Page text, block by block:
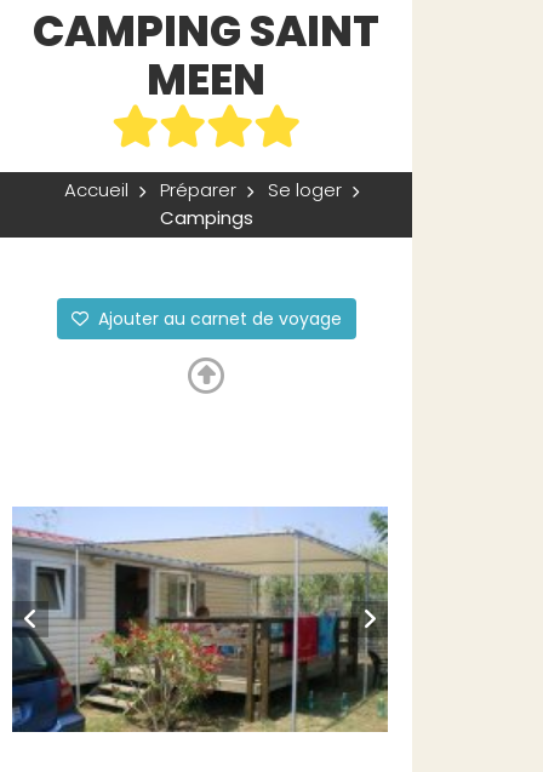
CAMPING SAINT
MEEN
Accueil Préparer
Se loger
Campings
Ajouter au carnet de voyage